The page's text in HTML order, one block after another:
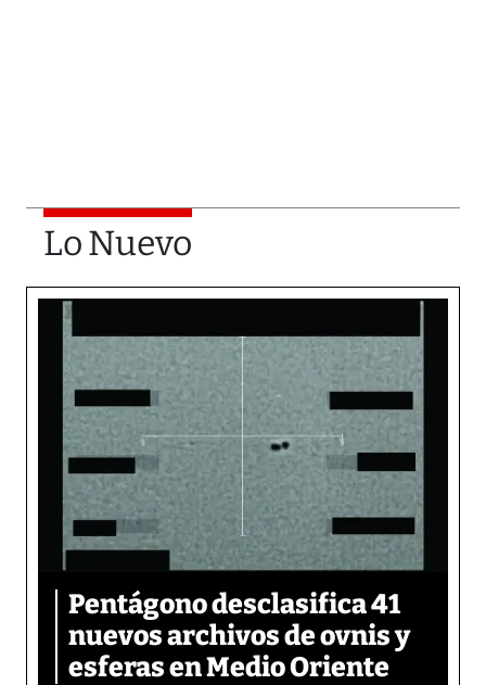
Lo Nuevo
Pentágono desclasifica 41
nuevos archivos de ovnis y
esferas en Medio Oriente